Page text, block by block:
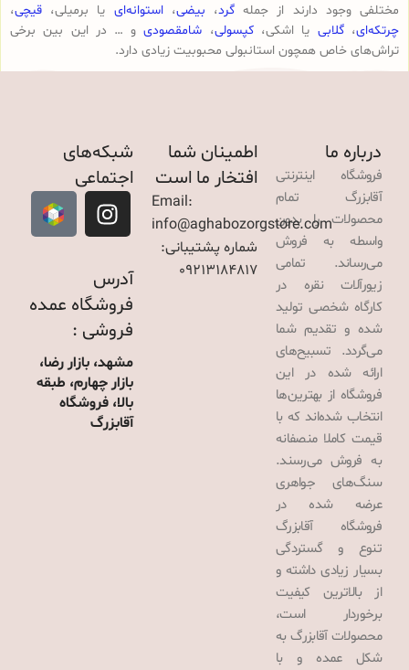
مختلفی وجود دارند از جمله گرد، بیضی،استوانه‌ای یا برمیلی، قیچی،
چرتکه‌ای،گلابی یا اشکی،کپسولی، شامقصودیو … در این بین برخی
تراش‌های خاص همچون استانبولی محبوبیت زیادی دارد.
درباره ما
فروشگاه اینترنتی
آقابزرگ تمام
محصولات را بدون
واسطه به فروش
می‌رساند. تمامی
زیورآلات نقره در
کارگاه شخصی تولید
شده و تقدیم شما
می‌گردد. تسبیح‌های
ارائه شده در این
فروشگاه از بهترین‌ها
انتخاب شده‌اند که با
قیمت کاملا منصفانه
به فروش می‌رسند.
سنگ‌های جواهری
عرضه شده در
فروشگاه آقابزرگ
تنوع و گستردگی
بسیار زیادی داشته و
از بالاترین کیفیت
برخوردار است،
محصولات آقابزرگ به
شکل عمده و با
اطمینان شما
افتخار ما است
Email:
info@aghabozorgstore.com
شماره پشتیبانی:
09213184817
شبکه‌های
اجتماعی
آدرس
فروشگاه عمده
فروشی :
مشهد، بازار رضا،
بازار چهارم، طبقه
بالا، فروشگاه
آقابزرگ